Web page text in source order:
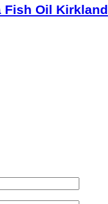
Fish Oil Kirkland